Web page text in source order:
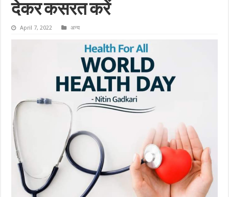
देकर कसरत करें
April 7, 2022 अन्य